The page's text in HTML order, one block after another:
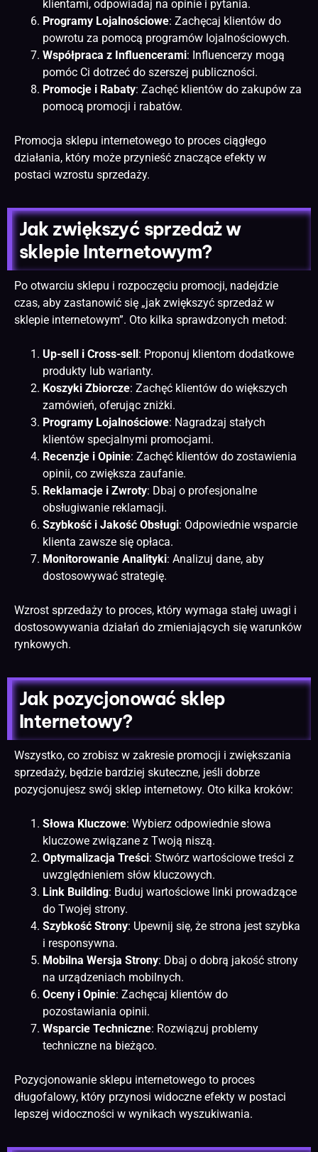
klientami, odpowiadaj na opinie i pytania.
Programy Lojalnościowe: Zachęcaj klientów do
powrotu za pomocą programów lojalnościowych.
Współpraca z Influencerami: Influencerzy mogą
pomóc Ci dotrzeć do szerszej publiczności.
Promocje i Rabaty: Zachęć klientów do zakupów za
pomocą promocji i rabatów.
Promocja sklepu internetowego to proces ciągłego
działania, który może przynieść znaczące efekty w
postaci wzrostu sprzedaży.
Jak zwiększyć sprzedaż w
sklepie Internetowym?
Po otwarciu sklepu i rozpoczęciu promocji, nadejdzie
czas, aby zastanowić się „jak zwiększyć sprzedaż w
sklepie internetowym”. Oto kilka sprawdzonych metod:
Up-sell i Cross-sell: Proponuj klientom dodatkowe
produkty lub warianty.
Koszyki Zbiorcze: Zachęć klientów do większych
zamówień, oferując zniżki.
Programy Lojalnościowe: Nagradzaj stałych
klientów specjalnymi promocjami.
Recenzje i Opinie: Zachęć klientów do zostawienia
opinii, co zwiększa zaufanie.
Reklamacje i Zwroty: Dbaj o profesjonalne
obsługiwanie reklamacji.
Szybkość i Jakość Obsługi: Odpowiednie wsparcie
klienta zawsze się opłaca.
Monitorowanie Analityki: Analizuj dane, aby
dostosowywać strategię.
Wzrost sprzedaży to proces, który wymaga stałej uwagi i
dostosowywania działań do zmieniających się warunków
rynkowych.
Jak pozycjonować sklep
Internetowy?
Wszystko, co zrobisz w zakresie promocji i zwiększania
sprzedaży, będzie bardziej skuteczne, jeśli dobrze
pozycjonujesz swój sklep internetowy. Oto kilka kroków:
Słowa Kluczowe: Wybierz odpowiednie słowa
kluczowe związane z Twoją niszą.
Optymalizacja Treści: Stwórz wartościowe treści z
uwzględnieniem słów kluczowych.
Link Building: Buduj wartościowe linki prowadzące
do Twojej strony.
Szybkość Strony: Upewnij się, że strona jest szybka
i responsywna.
Mobilna Wersja Strony: Dbaj o dobrą jakość strony
na urządzeniach mobilnych.
Oceny i Opinie: Zachęcaj klientów do
pozostawiania opinii.
Wsparcie Techniczne: Rozwiązuj problemy
techniczne na bieżąco.
Pozycjonowanie sklepu internetowego to proces
długofalowy, który przynosi widoczne efekty w postaci
lepszej widoczności w wynikach wyszukiwania.